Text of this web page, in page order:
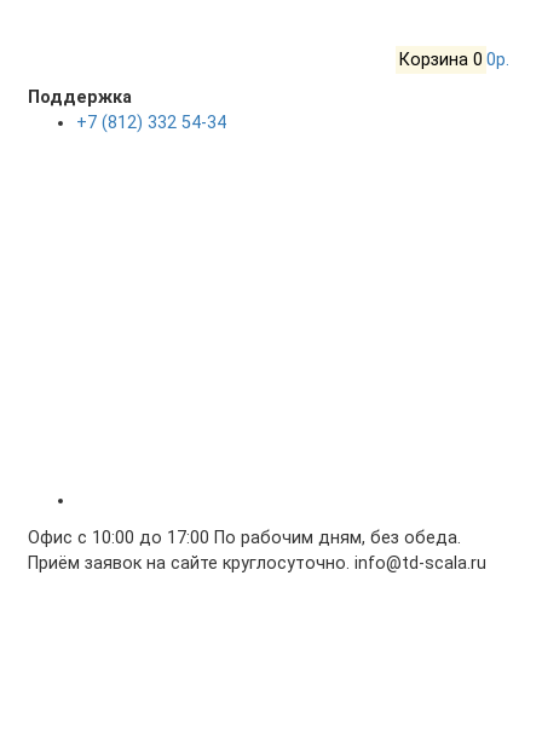
Корзина 0 0р.
Поддержка
+7 (812) 332 54-34
Офис с 10:00 до 17:00 По рабочим дням, без обеда.
Приём заявок на сайте круглосуточно. info@td-scala.ru